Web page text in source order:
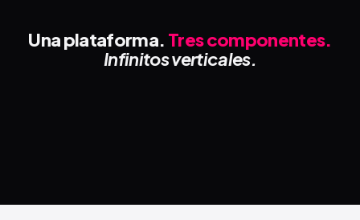
Una plataforma. Tres componentes.
Infinitos verticales.